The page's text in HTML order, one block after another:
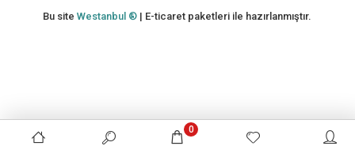
0
Bu siteWestanbul ® | E-ticaret paketleri ile hazırlanmıştır.